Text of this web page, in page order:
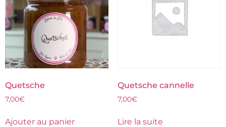
Quetsche
7,00€
Ajouter au panier
Quetsche cannelle
7,00€
Lire la suite